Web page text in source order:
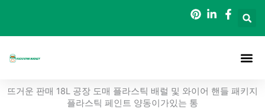
츠
뛰뜨거운 판매 18L 공장 도매 플라스틱 배럴 및 와이어 핸들 패키지
플라스틱 페인트 양동이가있는 통